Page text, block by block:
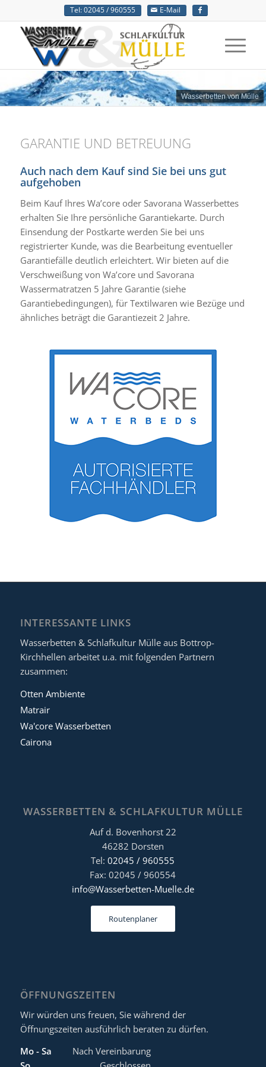
Tel: 02045 / 960555 E-Mail
Wasserbetten von Mülle
GARANTIE UND BETREUUNG
Auch nach dem Kauf sind Sie bei uns gut
aufgehoben
Beim Kauf Ihres Wa’core oder Savorana Wasserbettes
erhalten Sie Ihre persönliche Garantiekarte. Durch
Einsendung der Postkarte werden Sie bei uns
registrierter Kunde, was die Bearbeitung eventueller
Garantiefälle deutlich erleichtert. Wir bieten auf die
Verschweißung von Wa’core und Savorana
Wassermatratzen 5 Jahre Garantie (siehe
Garantiebedingungen), für Textilwaren wie Bezüge und
ähnliches beträgt die Garantiezeit 2 Jahre.
INTERESSANTE LINKS
Wasserbetten & Schlafkultur Mülle aus Bottrop-
Kirchhellen arbeitet u.a. mit folgenden Partnern
zusammen:
Otten Ambiente
Matrair
Wa'core Wasserbetten
Cairona
WASSERBETTEN & SCHLAFKULTUR MÜLLE
Auf d. Bovenhorst 22
46282 Dorsten
Tel:02045 / 960555
Fax: 02045 / 960554
info@Wasserbetten-Muelle.de
Routenplaner
ÖFFNUNGSZEITEN
Wir würden uns freuen, Sie während der
Öffnungszeiten ausführlich beraten zu dürfen.
Mo - Sa
Nach Vereinbarung